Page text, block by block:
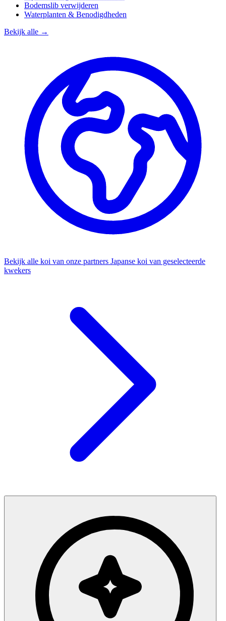
Bodemslib verwijderen
Waterplanten & Benodigdheden
Bekijk alle →
Bekijk alle koi van onze partners Japanse koi van geselecteerde
kwekers